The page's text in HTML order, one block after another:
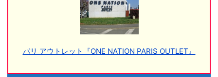
パリ アウトレット『ONE NATION PARIS OUTLET』